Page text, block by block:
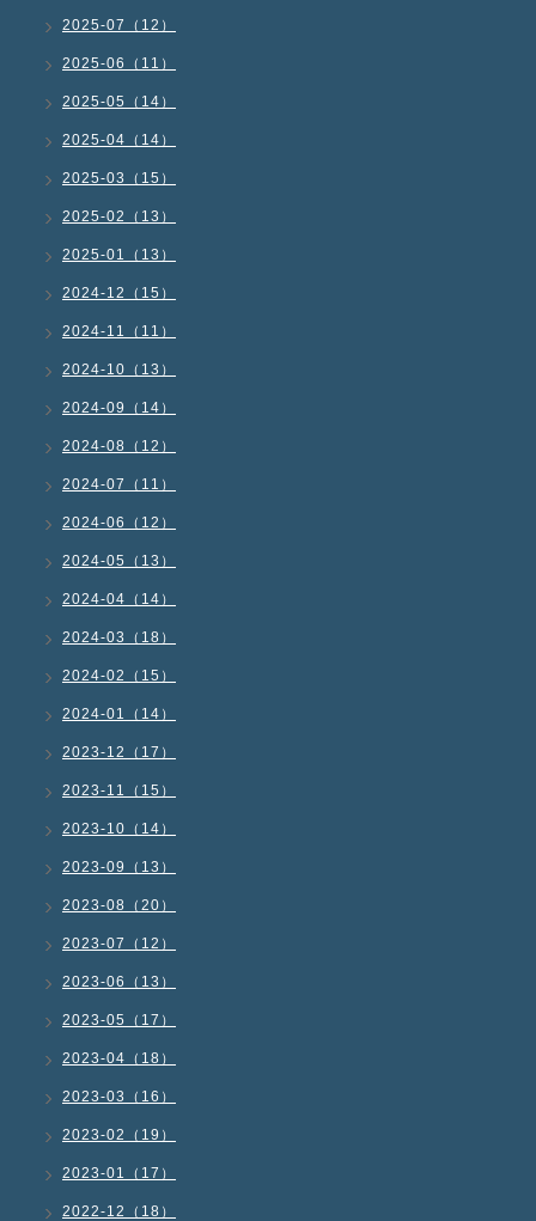
2025-07（12）
2025-06（11）
2025-05（14）
2025-04（14）
2025-03（15）
2025-02（13）
2025-01（13）
2024-12（15）
2024-11（11）
2024-10（13）
2024-09（14）
2024-08（12）
2024-07（11）
2024-06（12）
2024-05（13）
2024-04（14）
2024-03（18）
2024-02（15）
2024-01（14）
2023-12（17）
2023-11（15）
2023-10（14）
2023-09（13）
2023-08（20）
2023-07（12）
2023-06（13）
2023-05（17）
2023-04（18）
2023-03（16）
2023-02（19）
2023-01（17）
2022-12（18）